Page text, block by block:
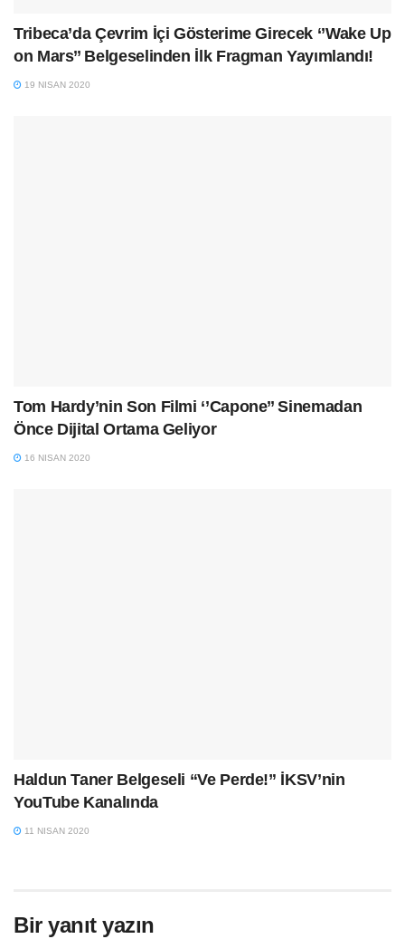
Tribeca’da Çevrim İçi Gösterime Girecek ‘’Wake Up
on Mars’’ Belgeselinden İlk Fragman Yayımlandı!
19 NISAN 2020
Tom Hardy’nin Son Filmi ‘’Capone’’ Sinemadan
Önce Dijital Ortama Geliyor
16 NISAN 2020
Haldun Taner Belgeseli “Ve Perde!” İKSV’nin
YouTube Kanalında
11 NISAN 2020
Bir yanıt yazın